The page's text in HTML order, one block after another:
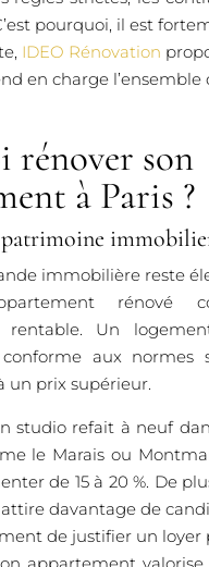
pourquoi, il est
IDEO Rénovation
en charge
rénover son
à Paris ?
patrimoine
immobilière reste
rénové
rentable. Un
aux normes
un prix supérieur.
studio refait à neuf
le Marais ou
de 15 à 20 %. De
davantage de
de justifier un loyer